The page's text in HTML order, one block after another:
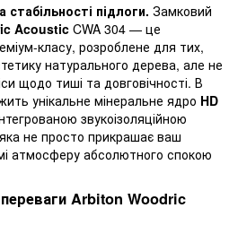
стабільності підлоги. Замковий
AcousticCWA 304 — це
класу, розроблене для тих,
натурального дерева, але не
щодо тиші та довговічності. В
унікальне мінеральне ядро HD
звукоізоляційною
не просто прикрашає ваш
атмосферу абсолютного спокою
переваги Arbiton Woodric